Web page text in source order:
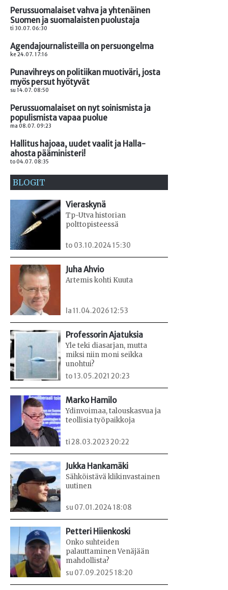
Perussuomalaiset vahva ja yhtenäinen
Suomen ja suomalaisten puolustaja
ti 30.07. 06:30
Agendajournalisteilla on persuongelma
ke 24.07. 17:16
Punavihreys on politiikan muotiväri, josta
myös persut hyötyvät
su 14.07. 08:50
Perussuomalaiset on nyt soinismista ja
populismista vapaa puolue
ma 08.07. 09:23
Hallitus hajoaa, uudet vaalit ja Halla-
ahosta pääministeri!
to 04.07. 08:35
BLOGIT
Vieraskynä
Tp-Utva historian
polttopisteessä
to 03.10.2024 15:30
Juha Ahvio
Artemis kohti Kuuta
la 11.04.2026 12:53
Professorin Ajatuksia
Yle teki diasarjan, mutta
miksi niin moni seikka
unohtui?
to 13.05.2021 20:23
Marko Hamilo
Ydinvoimaa, talouskasvua ja
teollisia työpaikkoja
ti 28.03.2023 20:22
Jukka Hankamäki
Sähköistävä klikinvastainen
uutinen
su 07.01.2024 18:08
Petteri Hiienkoski
Onko suhteiden
palauttaminen Venäjään
mahdollista?
su 07.09.2025 18:20